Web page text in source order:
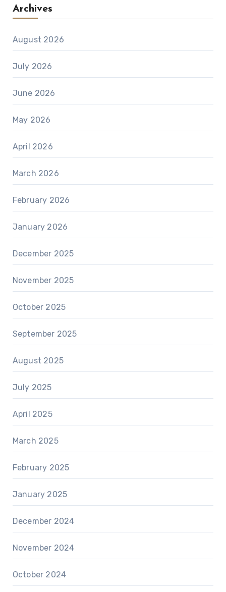
Archives
August 2026
July 2026
June 2026
May 2026
April 2026
March 2026
February 2026
January 2026
December 2025
November 2025
October 2025
September 2025
August 2025
July 2025
April 2025
March 2025
February 2025
January 2025
December 2024
November 2024
October 2024